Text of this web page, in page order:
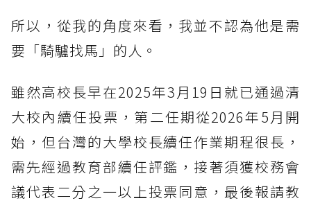
所以，從我的角度來看，我並不認為他是需
要「騎驢找馬」的人。
雖然高校長早在2025年3月19日就已通過清
大校內續任投票，第二任期從2026年5月開
始，但台灣的大學校長續任作業期程很長，
需先經過教育部續任評鑑，接著須獲校務會
議代表二分之一以上投票同意，最後報請教